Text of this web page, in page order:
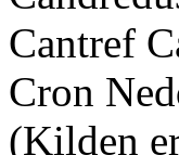
Cantref
Cron
(Kilden